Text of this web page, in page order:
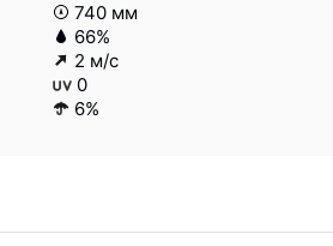
740 мм
66%
2 м/с
0
6%